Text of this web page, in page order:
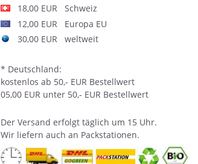
18,00 EUR Schweiz
12,00 EUR Europa EU
30,00 EUR weltweit
* Deutschland:
kostenlos ab 50,- EUR Bestellwert
05,00 EUR unter 50,- EUR Bestellwert
Der Versand erfolgt täglich um 15 Uhr.
Wir liefern auch an Packstationen.